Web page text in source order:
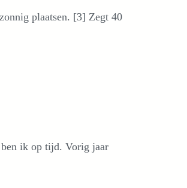
plaatsen. [3] Zegt 40
ik op tijd. Vorig jaar